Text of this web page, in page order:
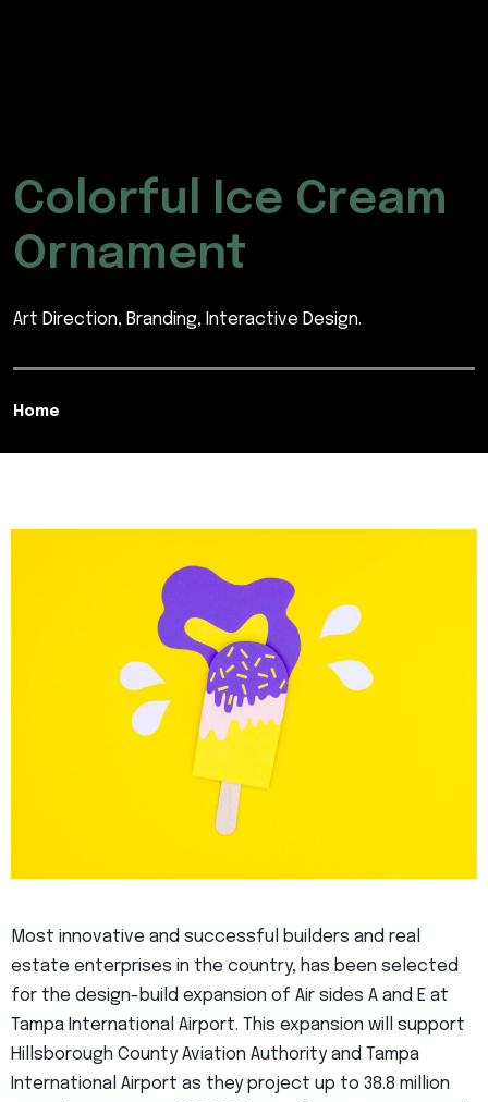
Colorful Ice Cream
Ornament
Art Direction, Branding, Interactive Design.
Home
Most innovative and successful builders and real
estate enterprises in the country, has been selected
for the design-build expansion of Air sides A and E at
Tampa International Airport. This expansion will support
Hillsborough County Aviation Authority and Tampa
International Airport as they project up to 38.8 million